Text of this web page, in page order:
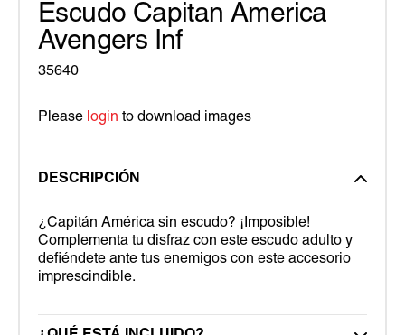
Escudo Capitan America
Avengers Inf
35640
Please login to download images
DESCRIPCIÓN
¿Capitán América sin escudo? ¡Imposible!
Complementa tu disfraz con este escudo adulto y
defiéndete ante tus enemigos con este accesorio
imprescindible.